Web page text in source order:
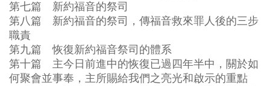
第七篇 新約福音的祭司
第八篇 新約福音的祭司，傳福音救來罪人後的三步
職責
第九篇 恢復新約福音祭司的體系
第十篇 主今日前進中的恢復已過四年半中，關於如
何聚會並事奉，主所賜給我們之亮光和啟示的重點